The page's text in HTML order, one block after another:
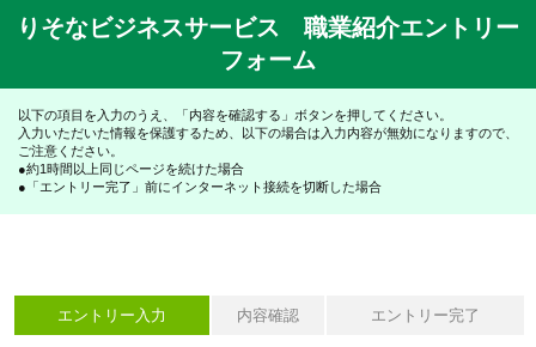
りそなビジネスサービス 職業紹介エントリー
フォーム
以下の項目を入力のうえ、「内容を確認する」ボタンを押してください。
入力いただいた情報を保護するため、以下の場合は入力内容が無効になりますので、
ご注意ください。
●約1時間以上同じページを続けた場合
●「エントリー完了」前にインターネット接続を切断した場合
エントリー入力 内容確認 エントリー完了